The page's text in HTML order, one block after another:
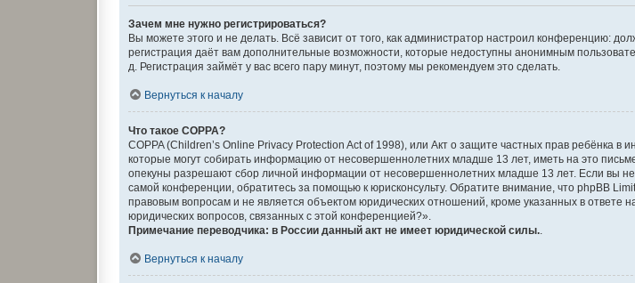
Зачем мне нужно регистрироваться?
Вы можете этого и не делать. Всё зависит от того, как администратор настроил конференцию:
регистрация даёт вам дополнительные возможности, которые недоступны анонимным
д. Регистрация займёт у вас всего пару минут, поэтому мы рекомендуем это сделать.
Вернуться к началу
Что такое COPPA?
COPPA (Children’s Online Privacy Protection Act of 1998), или Акт о защите частных прав ребёнка
которые могут собирать информацию от несовершеннолетних младше 13 лет, иметь на это
опекуны разрешают сбор личной информации от несовершеннолетних младше 13 лет. Если вы
самой конференции, обратитесь за помощью к юрисконсульту. Обратите внимание, что phpBB
правовым вопросам и не является объектом юридических отношений, кроме указанных в ответе
юридических вопросов, связанных с этой конференцией?».
Примечание переводчика: в России данный акт не имеет юридической силы.
Вернуться к началу